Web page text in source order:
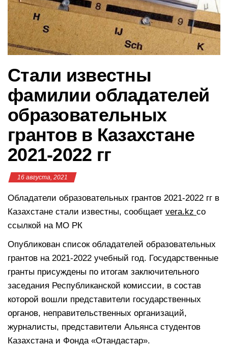
Стали известны
фамилии обладателей
образовательных
грантов в Казахстане
2021-2022 гг
16 августа, 2021
Обладатели образовательных грантов 2021-2022 гг в
Казахстане стали известны, сообщает vera.kz со
ссылкой на МО РК
Опубликован список обладателей образовательных
грантов на 2021-2022 учебный год. Государственные
гранты присуждены по итогам заключительного
заседания Республиканской комиссии, в состав
которой вошли представители государственных
органов, неправительственных организаций,
журналисты, представители Альянса студентов
Казахстана и Фонда «Отандастар».